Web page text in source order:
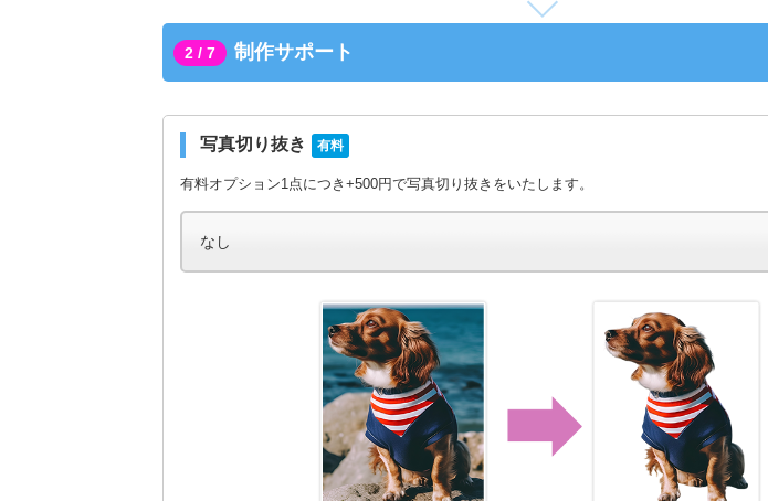
2 / 7 制作サポート
写真切り抜き 有料
有料オプション1点につき+500円で写真切り抜きをいたします。